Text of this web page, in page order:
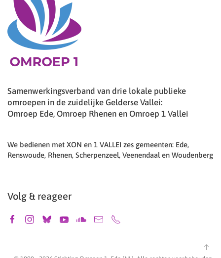
Samenwerkingsverband van drie lokale publieke
omroepen in de zuidelijke Gelderse Vallei:
Omroep Ede, Omroep Rhenen en Omroep 1 Vallei
We bedienen met XON en 1 VALLEI zes gemeenten: Ede,
Renswoude, Rhenen, Scherpenzeel, Veenendaal en Woudenberg
Volg & reageer